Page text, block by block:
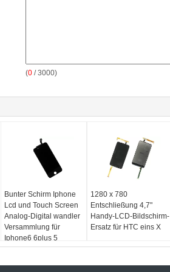
(0 / 3000)
Bunter Schirm Iphone
Lcd und Touch Screen
Analog-Digital wandler
Versammlung für
Iphone6 6plus 5
1280 x 780
Entschließung 4,7"
Handy-LCD-Bildschirm-
Ersatz für HTC eins X